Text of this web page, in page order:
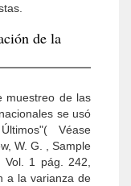
de la
muestreo de las
se usó
Véase
W. G. , Sample
1 pág. 242,
a la varianza de